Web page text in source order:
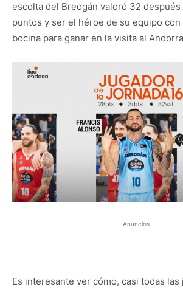
escolta del Breogán valoró 32
puntos y ser el héroe de su equipo
bocina para ganar en la visita al
Anuncios
Es interesante ver cómo, casi todas las